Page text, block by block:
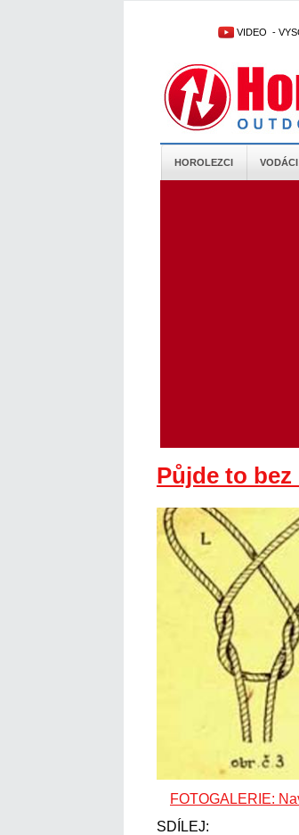
VIDEO -
HOROLEZCI VODÁCI
Půjde to bez
FOTOGALERIE:
SDÍLEJ: